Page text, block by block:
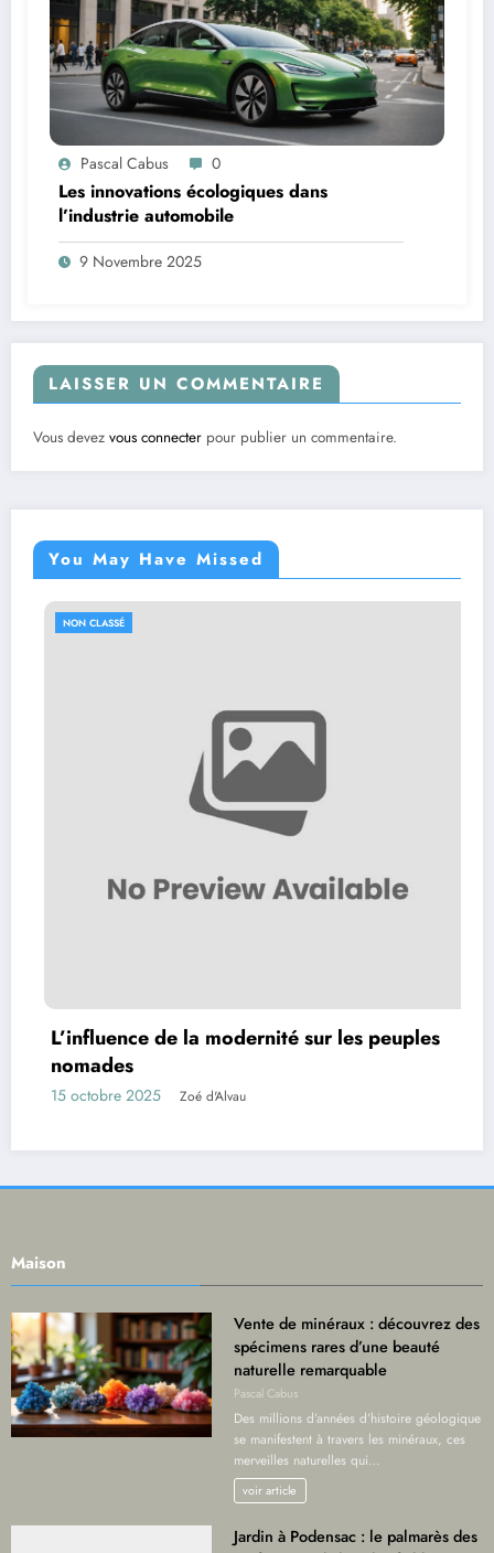
Pascal Cabus 0
Les innovations écologiques dans
l’industrie automobile
9 Novembre 2025
LAISSER UN COMMENTAIRE
Vous devez vous connecter pour publier un commentaire.
You May Have Missed
NON CLASSÉ
L’influence de la modernité sur les peuples
nomades
15 octobre 2025 Zoé d'Alvau
Maison
Vente de minéraux : découvrez des
spécimens rares d’une beauté
naturelle remarquable
Pascal Cabus
Des millions d’années d’histoire géologique
se manifestent à travers les minéraux, ces
merveilles naturelles qui…
voir article
Jardin à Podensac : le palmarès des